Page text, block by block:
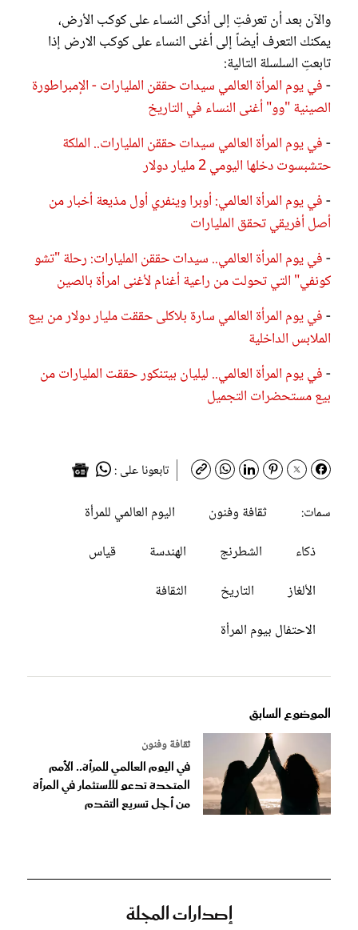
والآن بعد أن تعرفتِ إلى أذكى النساء على كوكب الأرض،
يمكنك التعرف أيضاً إلى أغنى النساء على كوكب الارض إذا
تابعتِ السلسلة التالية:
-في يوم المرأة العالمي سيدات حققن المليارات - الإمبراطورة
الصينية "وو" أغنى النساء في التاريخ
-في يوم المرأة العالمي سيدات حققن المليارات.. الملكة
حتشبسوت دخلها اليومي 2 مليار دولار
-في يوم المرأة العالمي: أوبرا وينفري أول مذيعة أخبار من
أصل أفريقي تحقق المليارات
-في يوم المرأة العالمي.. سيدات حققن المليارات: رحلة "تشو
كونفي" التي تحولت من راعية أغنام لأغنى امرأة بالصين
-في يوم المرأة العالمي سارة بلاكلى حققت مليار دولار من بيع
الملابس الداخلية
-في يوم المرأة العالمي.. ليليان بيتنكور حققت المليارات من
بيع مستحضرات التجميل
تابعونا على :
سمات:
ثقافة وفنون
اليوم العالمي للمرأة
ذكاء
الشطرنج الهندسة
قياس
الألغاز
التاريخ
الثقافة
الاحتفال بيوم المرأة
الموضوع السابق
ثقافة وفنون
في اليوم العالمي للمرأة.. الأمم
المتحدة تدعو للاستثمار في المرأة
من أجل تسريع التقدم
إصدارات المجلة